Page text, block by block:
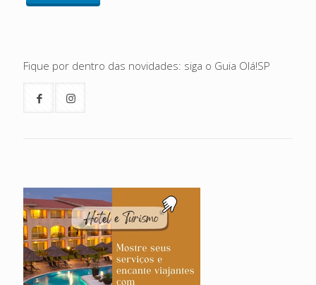
Fique por dentro das novidades: siga o Guia Olá!SP